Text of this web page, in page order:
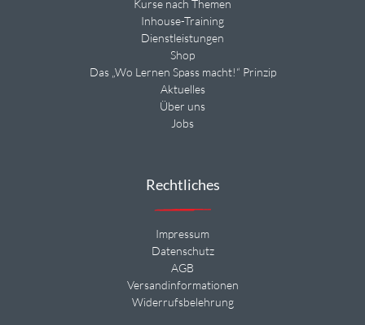
Kurse nach Themen
Inhouse-Training
Dienstleistungen
Shop
Das „Wo Lernen Spass macht!“ Prinzip
Aktuelles
Über uns
Jobs
Rechtliches
Impressum
Datenschutz
AGB
Versandinformationen
Widerrufsbelehrung